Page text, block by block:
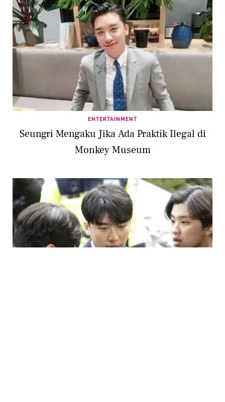
ENTERTAINMENT
Seungri Mengaku Jika Ada Praktik Ilegal di
Monkey Museum